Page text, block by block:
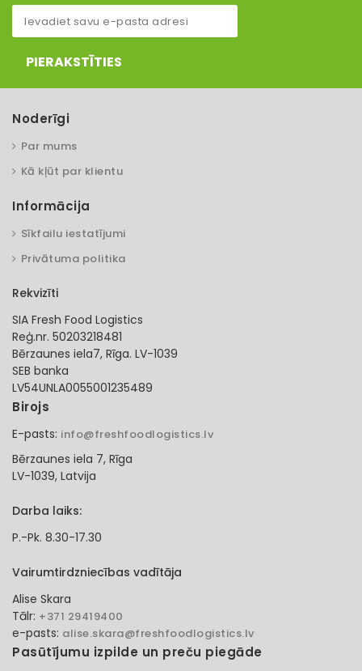
PIERAKSTĪTIES
Noderīgi
Par mums
Kā kļūt par klientu
Informācija
Sīkfailu iestatījumi
Privātuma politika
Rekvizīti
SIA Fresh Food Logistics
Reģ.nr. 50203218481
Bērzaunes iela7, Rīga. LV-1039
SEB banka
LV54UNLA0055001235489
Birojs
E-pasts: info@freshfoodlogistics.lv
Bērzaunes iela 7, Rīga
LV-1039, Latvija
Darba laiks:
P.-Pk. 8.30-17.30
Vairumtirdzniecības vadītāja
Alise Skara
Tālr: +371 29419400
e-pasts: alise.skara@freshfoodlogistics.lv
Pasūtījumu izpilde un preču piegāde